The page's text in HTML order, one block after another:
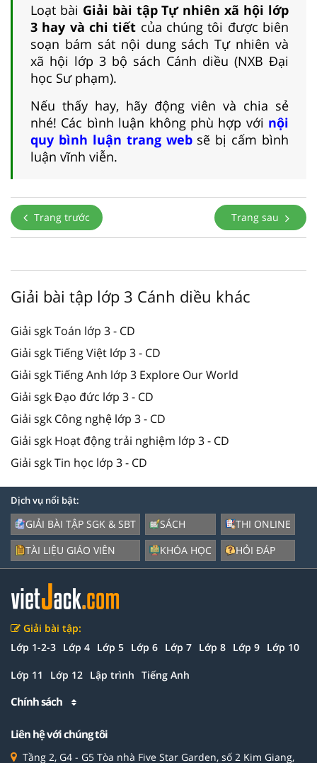
Loạt bài Giải bài tập Tự nhiên xã hội lớp
3 hay và chi tiết của chúng tôi được biên
soạn bám sát nội dung sách Tự nhiên và
xã hội lớp 3 bộ sách Cánh diều (NXB Đại
học Sư phạm).
Nếu thấy hay, hãy động viên và chia sẻ
nhé! Các bình luận không phù hợp với nội
quy bình luận trang websẽ bị cấm bình
luận vĩnh viễn.
Trang trước Trang sau
Giải bài tập lớp 3 Cánh diều khác
Giải sgk Toán lớp 3 - CD
Giải sgk Tiếng Việt lớp 3 - CD
Giải sgk Tiếng Anh lớp 3 Explore Our World
Giải sgk Đạo đức lớp 3 - CD
Giải sgk Công nghệ lớp 3 - CD
Giải sgk Hoạt động trải nghiệm lớp 3 - CD
Giải sgk Tin học lớp 3 - CD
Dịch vụ nổi bật:
GIẢI BÀI TẬP SGK & SBT
TÀI LIỆU GIÁO VIÊN
SÁCH
KHÓA HỌC
THI ONLINE
HỎI ĐÁP
Giải bài tập:
Lớp 1-2-3 Lớp 4 Lớp 5 Lớp 6 Lớp 7 Lớp 8 Lớp 9 Lớp 10
Lớp 11 Lớp 12 Lập trình Tiếng Anh
Chính sách
Liên hệ với chúng tôi
Tầng 2, G4 - G5 Tòa nhà Five Star Garden, số 2 Kim Giang,